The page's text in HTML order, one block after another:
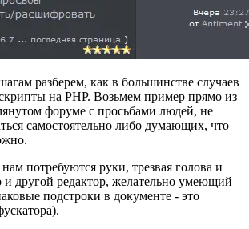
разберем, как в большинстве случаев
на PHP. Возьмем пример прямо из
форуме с просьбами людей, не
самостоятельно либо думающих, что
потребуются руки, трезвая голова и
другой редактор, желательно умеющий
подстроки в документе - это